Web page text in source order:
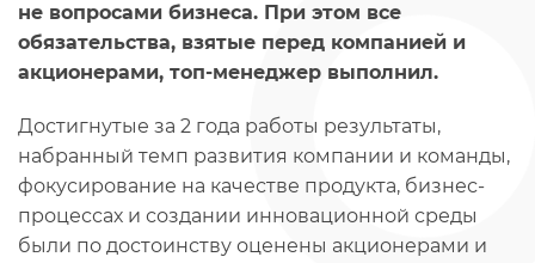
не вопросами бизнеса. При этом все
обязательства, взятые перед компанией и
акционерами, топ-менеджер выполнил.
Достигнутые за 2 года работы результаты,
набранный темп развития компании и команды,
фокусирование на качестве продукта, бизнес-
процессах и создании инновационной среды
были по достоинству оценены акционерами и